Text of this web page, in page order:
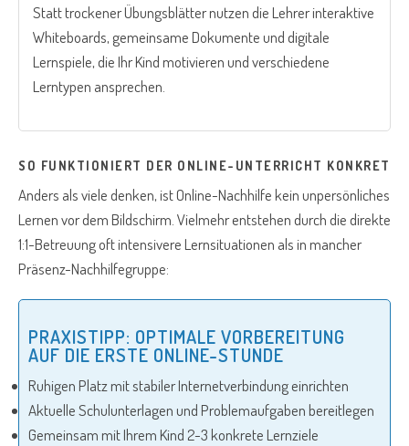
Statt trockener Übungsblätter nutzen die Lehrer interaktive
Whiteboards, gemeinsame Dokumente und digitale
Lernspiele, die Ihr Kind motivieren und verschiedene
Lerntypen ansprechen.
SO FUNKTIONIERT DER ONLINE-UNTERRICHT KONKRET
Anders als viele denken, ist Online-Nachhilfe kein unpersönliches
Lernen vor dem Bildschirm. Vielmehr entstehen durch die direkte
1:1-Betreuung oft intensivere Lernsituationen als in mancher
Präsenz-Nachhilfegruppe:
PRAXISTIPP: OPTIMALE VORBEREITUNG
AUF DIE ERSTE ONLINE-STUNDE
Ruhigen Platz mit stabiler Internetverbindung einrichten
Aktuelle Schulunterlagen und Problemaufgaben bereitlegen
Gemeinsam mit Ihrem Kind 2-3 konkrete Lernziele